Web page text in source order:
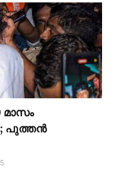
മാസം
പുത്തന്‍